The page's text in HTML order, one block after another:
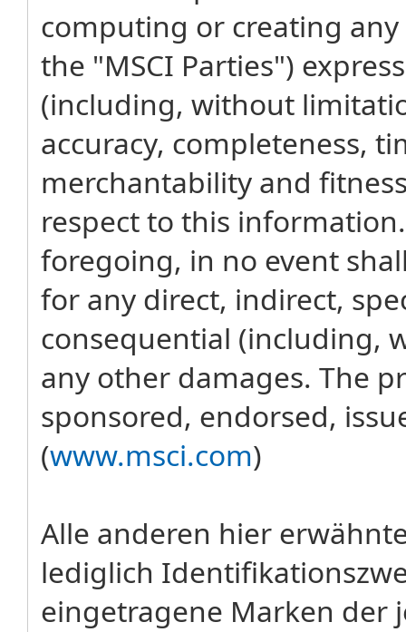
computing or creating
the "MSCI Parties")
(including, without
accuracy, completeness,
merchantability and
respect to this
foregoing, in no event
for any direct, indirect,
consequential (including,
any other damages. The
sponsored, endorsed,
(www.msci.com)
Alle anderen hier
lediglich
eingetragene Marken der